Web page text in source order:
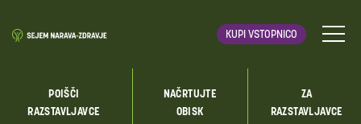
KUPI VSTOPNICO
POIŠČI
RAZSTAVLJAVCE
NAČRTUJTE
OBISK
ZA
RAZSTAVLJAVCE